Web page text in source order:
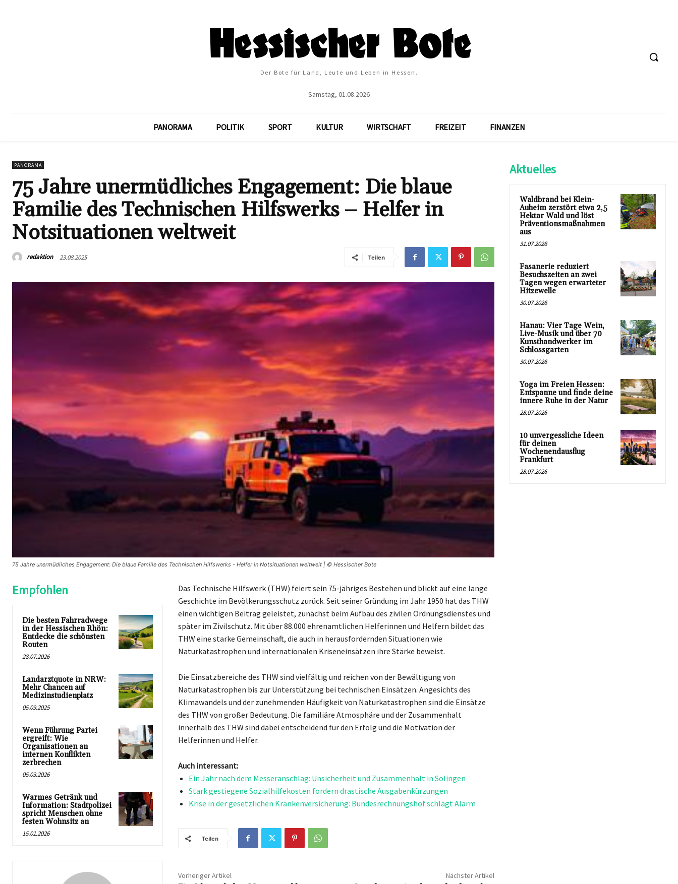
Der Bote für Land, Leute und Leben in Hessen.
Samstag, 01.08.2026
PANORAMA POLITIK SPORT KULTUR WIRTSCHAFT FREIZEIT FINANZEN
PANORAMA
75 Jahre unermüdliches Engagement: Die blaue
Familie des Technischen Hilfswerks – Helfer in
Notsituationen weltweit
redaktion 23.08.2025 Teilen
75 Jahre unermüdliches Engagement: Die blaue Familie des Technischen Hilfswerks - Helfer in Notsituationen weltweit | © Hessischer Bote
Empfohlen
Die besten Fahrradwege
in der Hessischen Rhön:
Entdecke die schönsten
Routen
28.07.2026
Landarztquote in NRW:
Mehr Chancen auf
Medizinstudienplatz
05.09.2025
Wenn Führung Partei
ergreift: Wie
Organisationen an
internen Konflikten
zerbrechen
05.03.2026
Warmes Getränk und
Information: Stadtpolizei
spricht Menschen ohne
festen Wohnsitz an
15.01.2026
Das Technische Hilfswerk (THW) feiert sein 75-jähriges Bestehen und blickt auf eine lange
Geschichte im Bevölkerungsschutz zurück. Seit seiner Gründung im Jahr 1950 hat das THW
einen wichtigen Beitrag geleistet, zunächst beim Aufbau des zivilen Ordnungsdienstes und
später im Zivilschutz. Mit über 88.000 ehrenamtlichen Helferinnen und Helfern bildet das
THW eine starke Gemeinschaft, die auch in herausfordernden Situationen wie
Naturkatastrophen und internationalen Kriseneinsätzen ihre Stärke beweist.
Die Einsatzbereiche des THW sind vielfältig und reichen von der Bewältigung von
Naturkatastrophen bis zur Unterstützung bei technischen Einsätzen. Angesichts des
Klimawandels und der zunehmenden Häufigkeit von Naturkatastrophen sind die Einsätze
des THW von großer Bedeutung. Die familiäre Atmosphäre und der Zusammenhalt
innerhalb des THW sind dabei entscheidend für den Erfolg und die Motivation der
Helferinnen und Helfer.
Auch interessant:
Ein Jahr nach dem Messeranschlag: Unsicherheit und Zusammenhalt in Solingen
Stark gestiegene Sozialhilfekosten fordern drastische Ausgabenkürzungen
Krise in der gesetzlichen Krankenversicherung: Bundesrechnungshof schlägt Alarm
Teilen
Vorheriger Artikel Nächster Artikel
Aktuelles
Waldbrand bei Klein-
Auheim zerstört etwa 2,5
Hektar Wald und löst
Präventionsmaßnahmen
aus
31.07.2026
Fasanerie reduziert
Besuchszeiten an zwei
Tagen wegen erwarteter
Hitzewelle
30.07.2026
Hanau: Vier Tage Wein,
Live-Musik und über 70
Kunsthandwerker im
Schlossgarten
30.07.2026
Yoga im Freien Hessen:
Entspanne und finde deine
innere Ruhe in der Natur
28.07.2026
10 unvergessliche Ideen
für deinen
Wochenendausflug
Frankfurt
28.07.2026